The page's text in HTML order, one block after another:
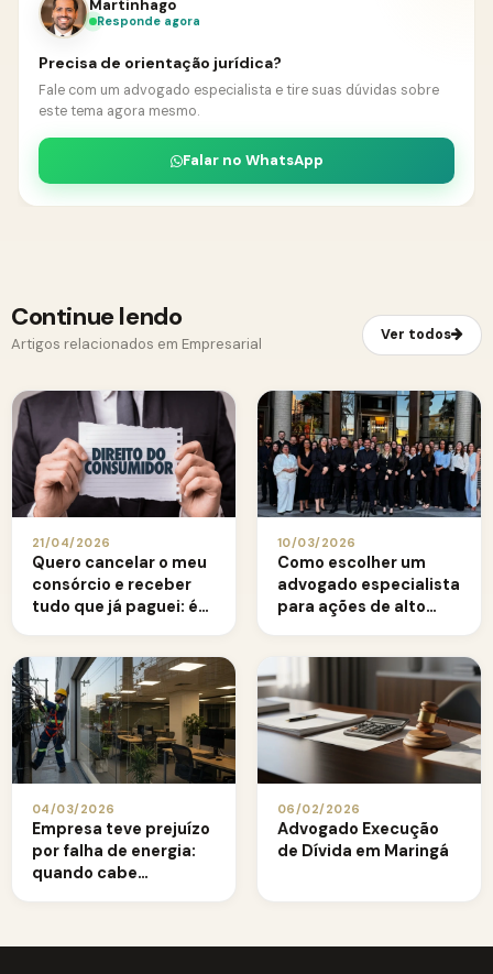
Martinhago
Responde agora
Precisa de orientação jurídica?
Fale com um advogado especialista e tire suas dúvidas sobre
este tema agora mesmo.
Falar no WhatsApp
Continue lendo
Artigos relacionados em Empresarial
Ver todos
21/04/2026
Quero cancelar o meu
consórcio e receber
tudo que já paguei: é
10/03/2026
Como escolher um
advogado especialista
para ações de alto
04/03/2026
Empresa teve prejuízo
por falha de energia:
quando cabe
06/02/2026
Advogado Execução
de Dívida em Maringá